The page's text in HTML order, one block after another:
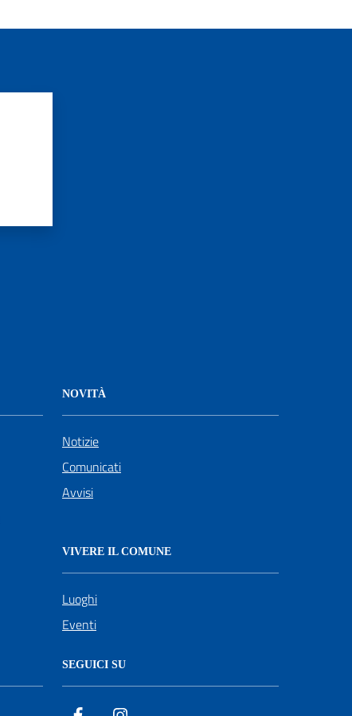
NOVITÀ
Notizie
Comunicati
Avvisi
VIVERE IL COMUNE
Luoghi
Eventi
SEGUICI SU